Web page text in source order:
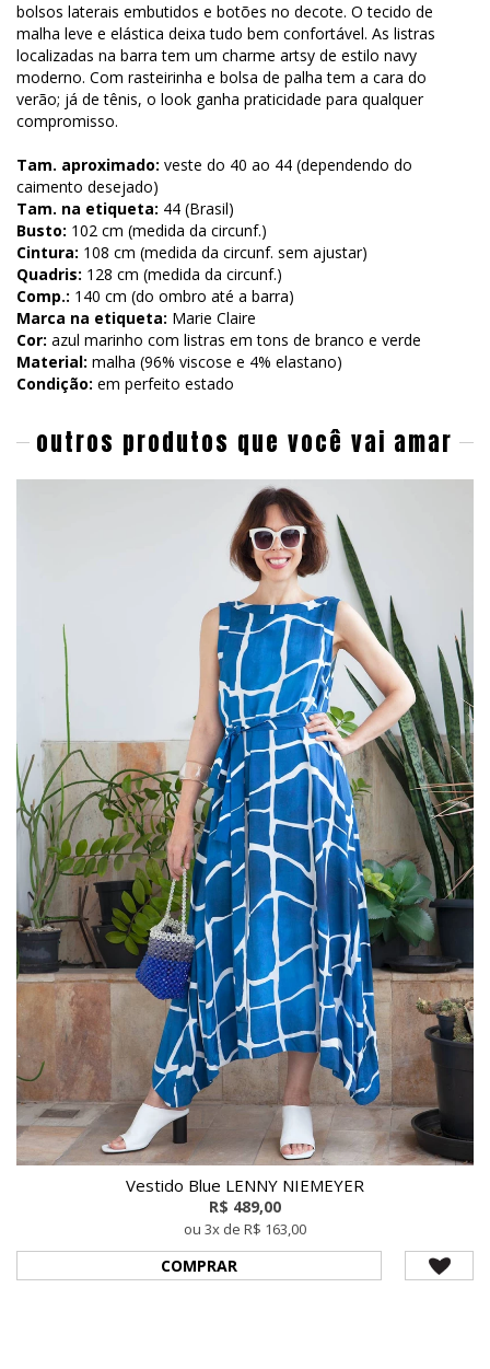
bolsos laterais embutidos e botões no decote. O tecido de
malha leve e elástica deixa tudo bem confortável. As listras
localizadas na barra tem um charme artsy de estilo navy
moderno. Com rasteirinha e bolsa de palha tem a cara do
verão; já de tênis, o look ganha praticidade para qualquer
compromisso.
Tam. aproximado: veste do 40 ao 44 (dependendo do
caimento desejado)
Tam. na etiqueta: 44 (Brasil)
Busto: 102 cm (medida da circunf.)
Cintura: 108 cm (medida da circunf. sem ajustar)
Quadris: 128 cm (medida da circunf.)
Comp.: 140 cm (do ombro até a barra)
Marca na etiqueta: Marie Claire
Cor: azul marinho com listras em tons de branco e verde
Material: malha (96% viscose e 4% elastano)
Condição: em perfeito estado
outros produtos que você vai amar
Vestido Blue LENNY NIEMEYER
R$ 489,00
ou 3x de R$ 163,00
COMPRAR